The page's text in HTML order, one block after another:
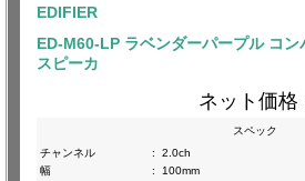
EDIFIER
ED-M60-LP ラベンダーパープル コ
スピーカ
ネット価格
スペック
チャンネル
:
2.0ch
幅
:
100mm